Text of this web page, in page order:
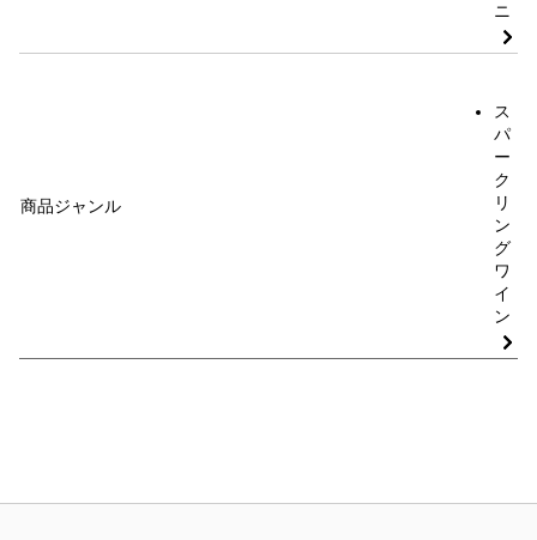
ニ
商品ジャンル
ス
パ
ー
ク
リ
ン
グ
ワ
イ
ン